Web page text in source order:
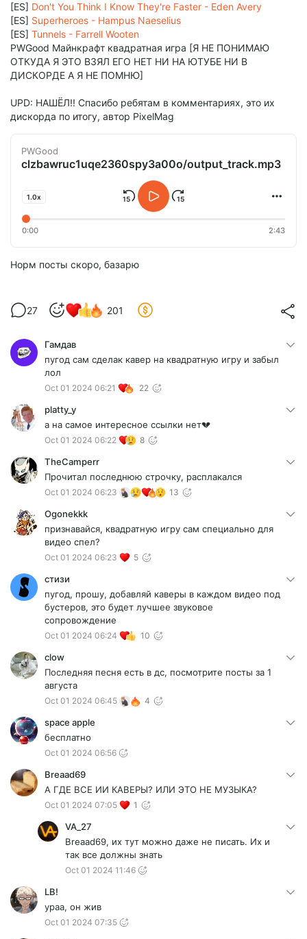
[ES] Don't You Think I Know They're Faster - Eden Avery
[ES] Superheroes - Hampus Naeselius
[ES] Tunnels - Farrell Wooten
PWGood Майнкрафт квадратная игра [Я НЕ ПОНИМАЮ
ОТКУДА Я ЭТО ВЗЯЛ ЕГО НЕТ НИ НА ЮТУБЕ НИ В
ДИСКОРДЕ А Я НЕ ПОМНЮ]
UPD: НАШЁЛ!! Спасибо ребятам в комментариях, это их
дискорда по итогу, автор PixelMag
PWGood
clzbawruc1uqe2360spy3a00o/output_track.mp3
1.0x
0:00 2:43
Норм посты скоро, базарю
27 201
Гамдав
пугод сам сделак кавер на квадратную игру и забыл
лол
Oct 01 2024 06:21 22
platty_y
а на самое интересное ссылки нет💔
Oct 01 2024 06:22 8
TheCamperr
Прочитал последнюю строчку, расплакался
Oct 01 2024 06:23 13
Ogonekkk
признавайся, квадратную игру сам специально для
видео спел?
Oct 01 2024 06:23 5
стизи
пугод, прошу, добавляй каверы в каждом видео под
бустеров, это будет лучшее звуковое
сопровождение
Oct 01 2024 06:24 10
clow
Последняя песня есть в дс, посмотрите посты за 1
августа
Oct 01 2024 06:45 4
space apple
бесплатно
Oct 01 2024 06:56
Breaad69
А ГДЕ ВСЕ ИИ КАВЕРЫ? ИЛИ ЭТО НЕ МУЗЫКА?
Oct 01 2024 07:05 1
VA_27
Breaad69, их тут можно даже не писать. Их и
так все должны знать
Oct 01 2024 11:46
LB!
ураа, он жив
Oct 01 2024 07:35